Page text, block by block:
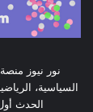
نور نيوز
السياسية،
الحدث